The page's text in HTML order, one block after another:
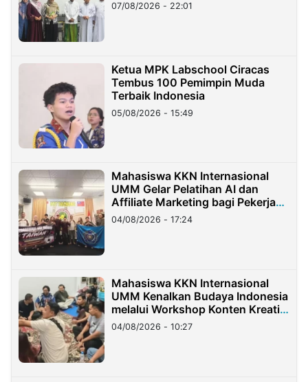
07/08/2026 - 22:01
Ketua MPK Labschool Ciracas
Tembus 100 Pemimpin Muda
Terbaik Indonesia
05/08/2026 - 15:49
Mahasiswa KKN Internasional
UMM Gelar Pelatihan AI dan
Affiliate Marketing bagi Pekerja
Migran Indonesia di Taiwan
04/08/2026 - 17:24
Mahasiswa KKN Internasional
UMM Kenalkan Budaya Indonesia
melalui Workshop Konten Kreatif
di Taiwan
04/08/2026 - 10:27